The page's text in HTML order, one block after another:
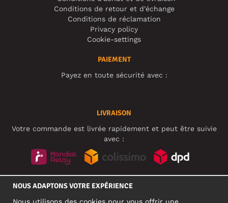
Conditions de retour et d'échange
Conditions de réclamation
Privacy policy
Cookie-settings
PAIEMENT
Payez en toute sécurité avec :
LIVRAISON
Votre commande est livrée rapidement et peut être suivie
avec :
RÉSEAUX SOCIAUX
NOUS ADAPTONS VOTRE EXPÉRIENCE